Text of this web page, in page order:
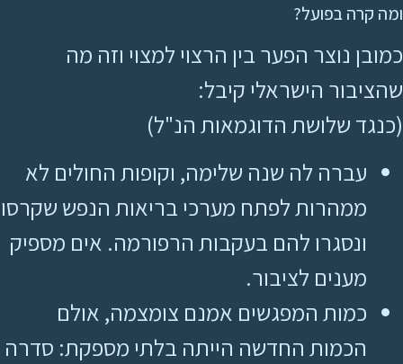
ומה קרה בפועל?
כמובן נוצר הפער בין הרצוי למצוי וזה מה
שהציבור הישראלי קיבל:
(כנגד שלושת הדוגמאות הנ"ל)
עברה לה שנה שלימה, וקופות החולים לא
ממהרות לפתח מערכי בריאות הנפש שקרסו
ונסגרו להם בעקבות הרפורמה. אים מספיק
מענים לציבור.
כמות המפגשים אמנם צומצמה, אולם
הכמות החדשה הייתה בלתי מספקת: סדרה